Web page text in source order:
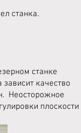
станка.
станке
качество
Неосторожное
плоскости